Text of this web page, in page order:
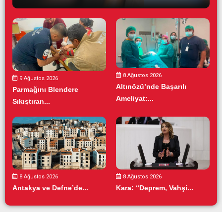
9 Ağustos 2026
Parmağını Blendere
Sıkıştıran...
8 Ağustos 2026
Altınözü’nde Başarılı
Ameliyat:...
8 Ağustos 2026
Antakya ve Defne’de...
8 Ağustos 2026
Kara: “Deprem, Vahşi...